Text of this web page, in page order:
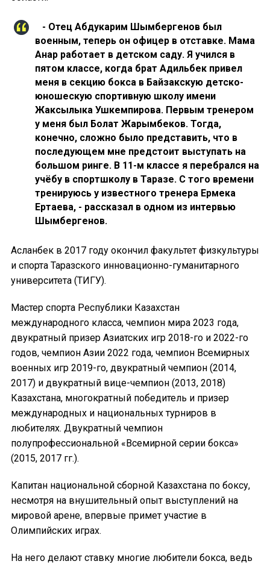
- Отец Абдукарим Шымбергенов был
военным, теперь он офицер в отставке. Мама
Анар работает в детском саду. Я учился в
пятом классе, когда брат Адильбек привел
меня в секцию бокса в Байзакскую детско-
юношескую спортивную школу имени
Жаксылыка Ушкемпирова. Первым тренером
у меня был Болат Жарымбеков. Тогда,
конечно, сложно было представить, что в
последующем мне предстоит выступать на
большом ринге. В 11-м классе я перебрался на
учёбу в спортшколу в Таразе. С того времени
тренируюсь у известного тренера Ермека
Ертаева, - рассказал в одном из интервью
Шымбергенов.
Асланбек в 2017 году окончил факультет физкультуры
и спорта Таразского инновационно-гуманитарного
университета (ТИГУ).
Мастер спорта Республики Казахстан
международного класса, чемпион мира 2023 года,
двукратный призер Азиатских игр 2018-го и 2022-го
годов, чемпион Азии 2022 года, чемпион Всемирных
военных игр 2019-го, двукратный чемпион (2014,
2017) и двукратный вице-чемпион (2013, 2018)
Казахстана, многократный победитель и призер
международных и национальных турниров в
любителях. Двукратный чемпион
полупрофессиональной «Всемирной серии бокса»
(2015, 2017 гг.).
Капитан национальной сборной Казахстана по боксу,
несмотря на внушительный опыт выступлений на
мировой арене, впервые примет участие в
Олимпийских играх.
На него делают ставку многие любители бокса, ведь